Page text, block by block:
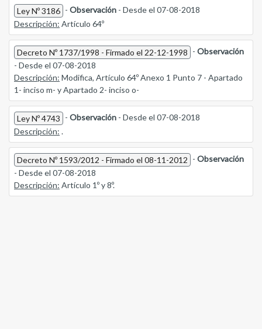
Ley Nº 3186 - Observación - Desde el 07-08-2018
Descripción: Artículo 64º
Decreto Nº 1737/1998 - Firmado el 22-12-1998 - Observación
- Desde el 07-08-2018
Descripción: Modifica, Artículo 64º Anexo 1 Punto 7 - Apartado
1- inciso m- y Apartado 2- inciso o-
Ley Nº 4743 - Observación - Desde el 07-08-2018
Descripción: .
Decreto Nº 1593/2012 - Firmado el 08-11-2012 - Observación
- Desde el 07-08-2018
Descripción: Artículo 1º y 8º.